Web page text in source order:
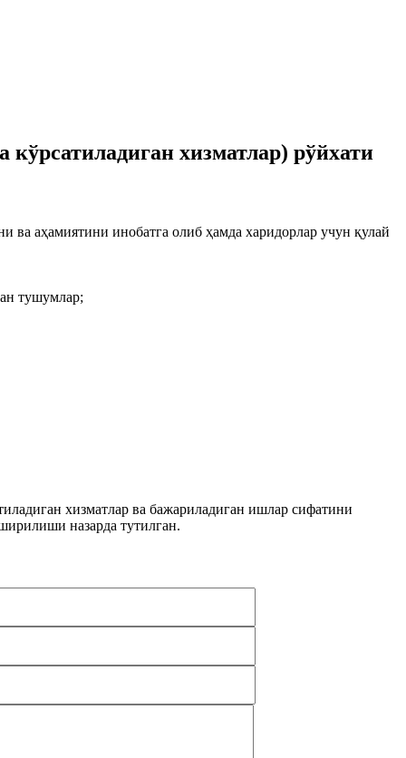
хизматлар) рўйхати
ва аҳамиятини инобатга олиб ҳамда харидорлар учун қулай
тушумлар;
хизматлар ва бажариладиган ишлар сифатини
назарда тутилган.